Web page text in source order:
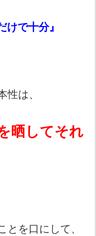
けで十分』
は、
晒してそれ
を口にして、